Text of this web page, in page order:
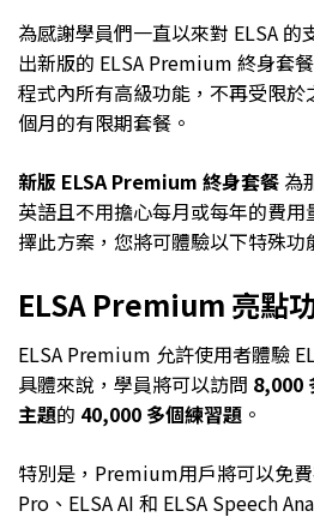
為感謝學員們一直以來對 ELSA 的
出新版的 ELSA Premium 終身套
程式內所有高級功能，不再受限於
個月的有限期套餐。
新版 ELSA Premium 終身套餐 為
英語且不用擔心每月或每年的費
擇此方案，您將可體驗以下特殊功
ELSA Premium 亮點
ELSA Premium 允許使用者體驗
具體來說，學員將可以訪問 8,000
主題的 40,000 多個練習題 。
特別是，Premium用戶將可以免
Pro、ELSA AI 和 ELSA Speech